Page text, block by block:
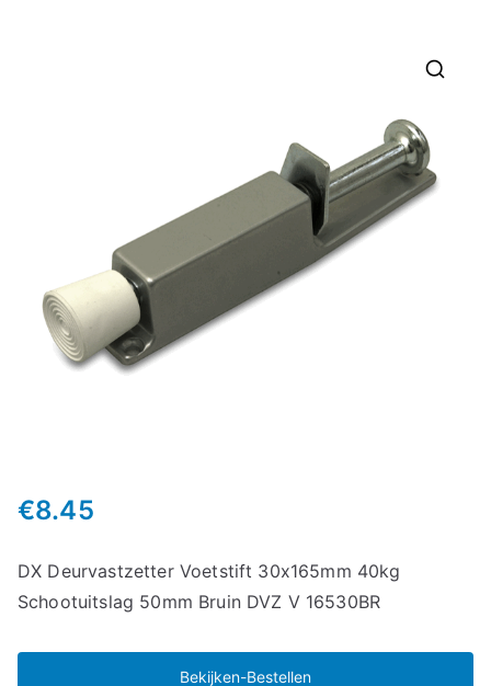
€8.45
DX Deurvastzetter Voetstift 30x165mm 40kg
Schootuitslag 50mm Bruin DVZ V 16530BR
Bekijken-Bestellen